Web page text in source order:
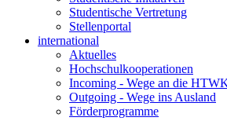
Studentische Vertretung
Stellenportal
international
Aktuelles
Hochschulkooperationen
Incoming - Wege an die
Outgoing - Wege ins Ausland
Förderprogramme